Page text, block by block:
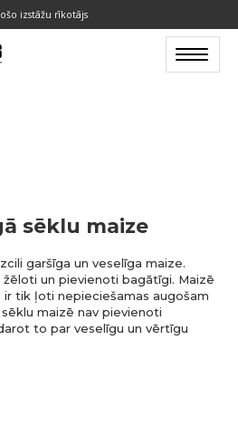
izstāžu rīkotājs
Toggle
sēklu maize
garšīga un veselīga maize.
žēloti un pievienoti bagātīgi. Maizē
ir tik ļoti nepieciešamas augošam
maizē nav pievienoti
to par veselīgu un vērtīgu